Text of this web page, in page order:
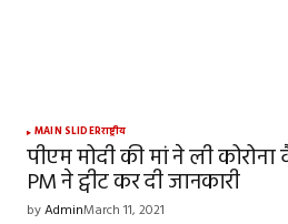
MAIN SLIDERराष्ट्रीय
पीएम मोदी की मां ने ली
PM ने ट्वीट कर दी जानकारी
byAdminMarch 11, 2021